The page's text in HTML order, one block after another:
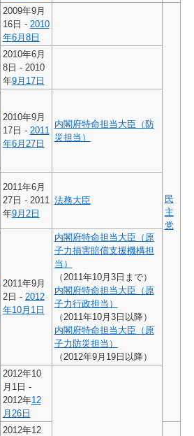
2009年9月
16日 - 2010
年6月8日
民
主
党
2010年6月
8日 - 2010
年9月17日
2010年9月
17日 - 2011
年6月27日
内閣府特命担当大臣（防
災担当）
2011年6月
27日 - 2011
年9月2日
法務大臣
2011年9月
2日 - 2012
年10月1日
内閣府特命担当大臣（原
子力損害賠償支援機構担
当）
（2011年10月3日まで）
内閣府特命担当大臣（原
子力行政担当）
（2011年10月3日以降）
内閣府特命担当大臣（原
子力防災担当）
（2012年9月19日以降）
2012年10
月1日 -
2012年12
月26日
2012年12